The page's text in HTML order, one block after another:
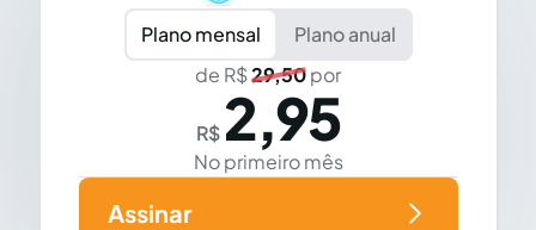
Plano mensal
Plano anual
de R$29,50por
R$ 2,95
No primeiro mês
Assinar